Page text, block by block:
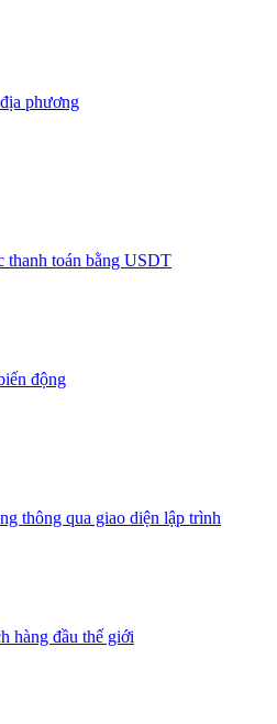
phương
thanh toán bằng USDT
động
thông qua giao diện lập trình
hàng đầu thế giới